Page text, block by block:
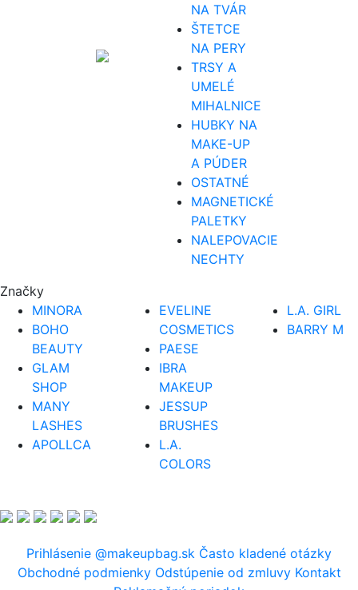
NA TVÁR
ŠTETCE
NA PERY
TRSY A
UMELÉ
MIHALNICE
HUBKY NA
MAKE-UP
A PÚDER
OSTATNÉ
MAGNETICKÉ
PALETKY
NALEPOVACIE
NECHTY
Značky
MINORA
BOHO
BEAUTY
GLAM
SHOP
MANY
LASHES
APOLLCA
EVELINE
COSMETICS
PAESE
IBRA
MAKEUP
JESSUP
BRUSHES
L.A.
COLORS
L.A. GIRL
BARRY M
Prihlásenie @makeupbag.sk Často kladené otázky
Obchodné podmienky Odstúpenie od zmluvy Kontakt